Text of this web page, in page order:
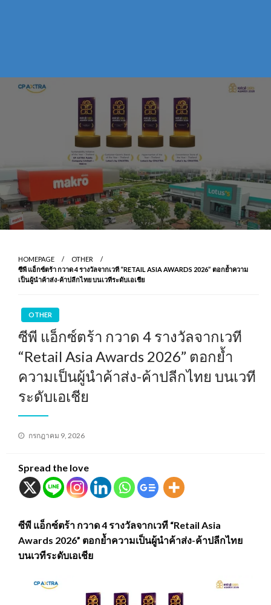
HOMEPAGE
OTHER
ซีพี แอ็กซ์ตร้า กวาด 4 รางวัลจากเวที “RETAIL ASIA AWARDS 2026” ตอกย้ำความ
เป็นผู้นำค้าส่ง-ค้าปลีกไทย บนเวทีระดับเอเชีย
OTHER
ซีพี แอ็กซ์ตร้า กวาด 4 รางวัลจากเวที
“Retail Asia Awards 2026” ตอกย้ำ
ความเป็นผู้นำค้าส่ง-ค้าปลีกไทย บนเวที
ระดับเอเชีย
Posted
กรกฎาคม 9, 2026
Spread the love
ซีพี แอ็กซ์ตร้า กวาด 4 รางวัลจากเวที “Retail Asia
Awards 2026” ตอกย้ำความเป็นผู้นำค้าส่ง-ค้าปลีกไทย
บนเวทีระดับเอเชีย